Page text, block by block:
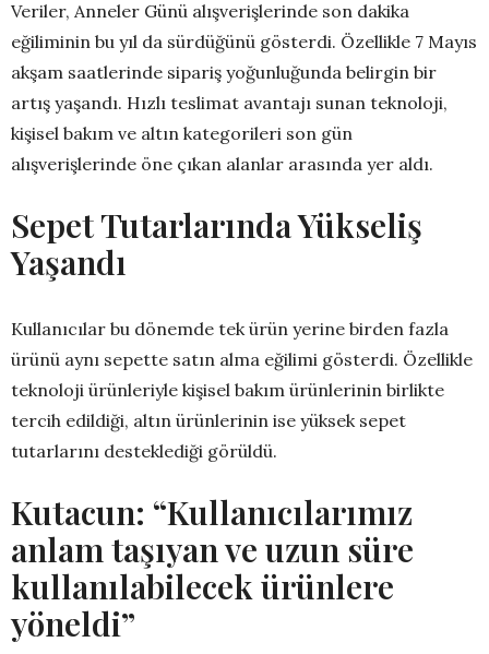
Veriler, Anneler Günü alışverişlerinde son dakika
eğiliminin bu yıl da sürdüğünü gösterdi. Özellikle 7 Mayıs
akşam saatlerinde sipariş yoğunluğunda belirgin bir
artış yaşandı. Hızlı teslimat avantajı sunan teknoloji,
kişisel bakım ve altın kategorileri son gün
alışverişlerinde öne çıkan alanlar arasında yer aldı.
Sepet Tutarlarında Yükseliş
Yaşandı
Kullanıcılar bu dönemde tek ürün yerine birden fazla
ürünü aynı sepette satın alma eğilimi gösterdi. Özellikle
teknoloji ürünleriyle kişisel bakım ürünlerinin birlikte
tercih edildiği, altın ürünlerinin ise yüksek sepet
tutarlarını desteklediği görüldü.
Kutacun: “Kullanıcılarımız
anlam taşıyan ve uzun süre
kullanılabilecek ürünlere
yöneldi”